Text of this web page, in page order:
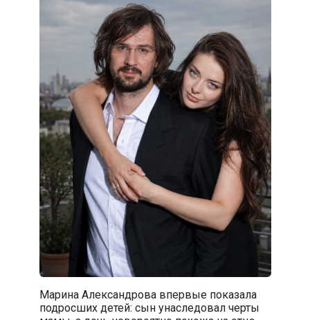
Марина Александрова впервые показала
подросших детей: сын унаследовал черты